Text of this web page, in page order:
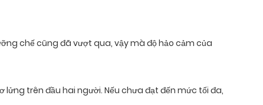
chế cũng đã vượt qua, vậy mà độ hảo cảm của
trên đầu hai người. Nếu chưa đạt đến mức tối đa,